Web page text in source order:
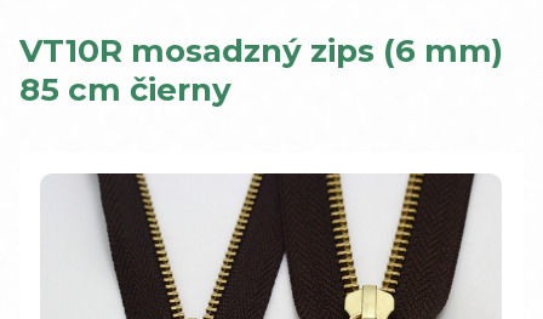
VT10R mosadzný zips (6 mm)
85 cm čierny